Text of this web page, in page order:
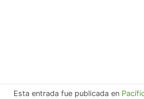
Esta entrada fue publicada en